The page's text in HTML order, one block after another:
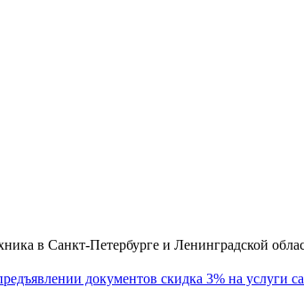
в Санкт-Петербурге и Ленинградской
документов скидка 3% на услуги